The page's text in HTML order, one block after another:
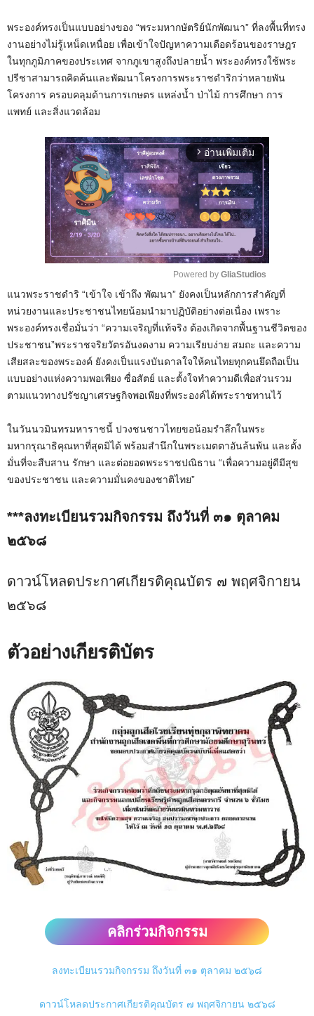
พระองค์ทรงเป็นแบบอย่างของ “พระมหากษัตริย์นักพัฒนา” ที่ลงพื้นที่ทรง
งานอย่างไม่รู้เหน็ดเหนื่อย เพื่อเข้าใจปัญหาความเดือดร้อนของราษฎร
ในทุกภูมิภาคของประเทศ จากภูเขาสูงถึงปลายน้ำ พระองค์ทรงใช้พระ
ปรีชาสามารถคิดค้นและพัฒนาโครงการพระราชดำริกว่าหลายพัน
โครงการ ครอบคลุมด้านการเกษตร แหล่งน้ำ ป่าไม้ การศึกษา การ
แพทย์ และสิ่งแวดล้อม
arrow_forward_ios อ่านเพิ่มเติม
u
t
e
Powered by GliaStudios
แนวพระราชดำริ “เข้าใจ เข้าถึง พัฒนา” ยังคงเป็นหลักการสำคัญที่
หน่วยงานและประชาชนไทยน้อมนำมาปฏิบัติอย่างต่อเนื่อง เพราะ
พระองค์ทรงเชื่อมั่นว่า “ความเจริญที่แท้จริง ต้องเกิดจากพื้นฐานชีวิตของ
ประชาชน”พระราชจริยวัตรอันงดงาม ความเรียบง่าย สมถะ และความ
เสียสละของพระองค์ ยังคงเป็นแรงบันดาลใจให้คนไทยทุกคนยึดถือเป็น
แบบอย่างแห่งความพอเพียง ซื่อสัตย์ และตั้งใจทำความดีเพื่อส่วนรวม
ตามแนวทางปรัชญาเศรษฐกิจพอเพียงที่พระองค์ได้พระราชทานไว้
ในวันนวมินทรมหาราชนี้ ปวงชนชาวไทยขอน้อมรำลึกในพระ
มหากรุณาธิคุณหาที่สุดมิได้ พร้อมสำนึกในพระเมตตาอันล้นพ้น และตั้ง
มั่นที่จะสืบสาน รักษา และต่อยอดพระราชปณิธาน “เพื่อความอยู่ดีมีสุข
ของประชาชน และความมั่นคงของชาติไทย”
***ลงทะเบียนรวมกิจกรรม ถึงวันที่ ๓๑ ตุลาคม
๒๕๖๘
ดาวน์โหลดประกาศเกียรติคุณบัตร ๗ พฤศจิกายน
๒๕๖๘
ตัวอย่างเกียรติบัตร
คลิกร่วมกิจกรรม
ลงทะเบียนรวมกิจกรรม ถึงวันที่ ๓๑ ตุลาคม ๒๕๖๘
ดาวน์โหลดประกาศเกียรติคุณบัตร ๗ พฤศจิกายน ๒๕๖๘